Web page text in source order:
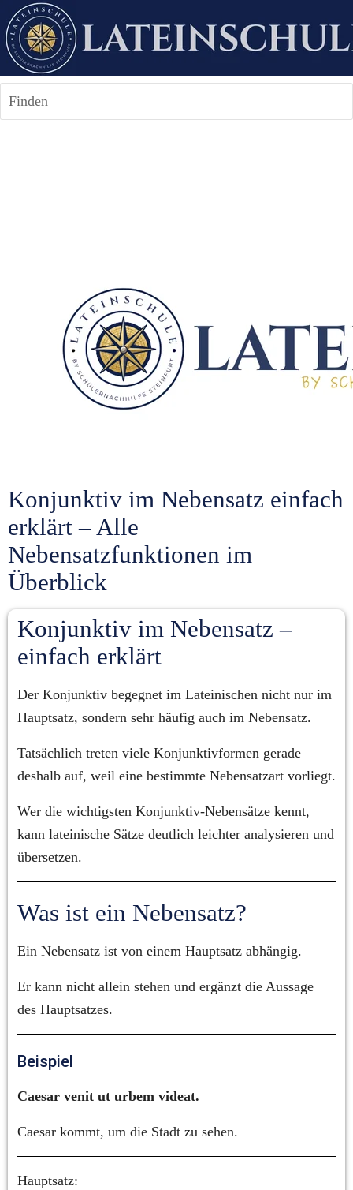
Finden
Konjunktiv im Nebensatz einfach
erklärt – Alle
Nebensatzfunktionen im
Überblick
Konjunktiv im Nebensatz –
einfach erklärt
Der Konjunktiv begegnet im Lateinischen nicht nur im
Hauptsatz, sondern sehr häufig auch im Nebensatz.
Tatsächlich treten viele Konjunktivformen gerade
deshalb auf, weil eine bestimmte Nebensatzart vorliegt.
Wer die wichtigsten Konjunktiv-Nebensätze kennt,
kann lateinische Sätze deutlich leichter analysieren und
übersetzen.
Was ist ein Nebensatz?
Ein Nebensatz ist von einem Hauptsatz abhängig.
Er kann nicht allein stehen und ergänzt die Aussage
des Hauptsatzes.
Beispiel
Caesar venit ut urbem videat.
Caesar kommt, um die Stadt zu sehen.
Hauptsatz: